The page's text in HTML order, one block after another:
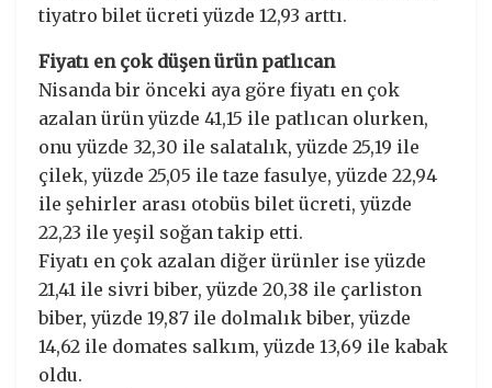
tiyatro bilet ücreti yüzde 12,93 arttı.
Fiyatı en çok düşen ürün patlıcan
Nisanda bir önceki aya göre fiyatı en çok
azalan ürün yüzde 41,15 ile patlıcan olurken,
onu yüzde 32,30 ile salatalık, yüzde 25,19 ile
çilek, yüzde 25,05 ile taze fasulye, yüzde 22,94
ile şehirler arası otobüs bilet ücreti, yüzde
22,23 ile yeşil soğan takip etti.
Fiyatı en çok azalan diğer ürünler ise yüzde
21,41 ile sivri biber, yüzde 20,38 ile çarliston
biber, yüzde 19,87 ile dolmalık biber, yüzde
14,62 ile domates salkım, yüzde 13,69 ile kabak
oldu.